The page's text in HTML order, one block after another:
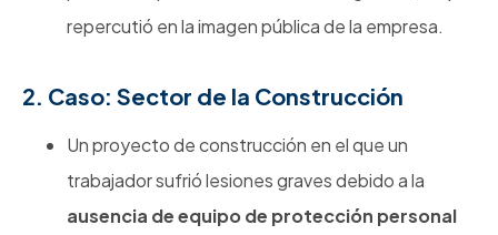
repercutió en la imagen pública de la empresa.
2. Caso: Sector de la Construcción
Un proyecto de construcción en el que un
trabajador sufrió lesiones graves debido a la
ausencia de equipo de protección personal